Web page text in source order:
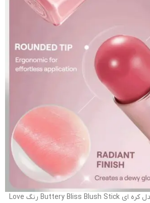
رژگونه استیکی شیگلم مدل کره ای Buttery Bliss Blush Stick رنگ Love